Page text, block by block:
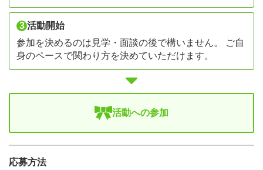
3 活動開始
参加を決めるのは見学・面談の後で構いません。 ご自
身のペースで関わり方を決めていただけます。
活動への参加
応募方法